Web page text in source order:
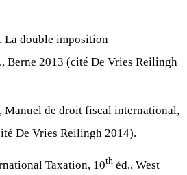
La double imposition
Berne 2013 (cité De Vries Reilingh
Manuel de droit fiscal international,
De Vries Reilingh 2014).
Taxation, 10th éd., West